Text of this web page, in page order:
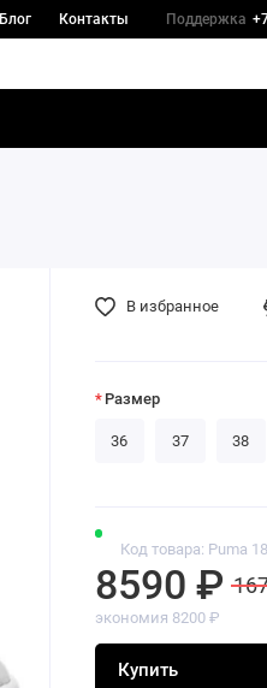
Блог Контакты Поддержка
Код товара: Puma
8590 ₽
экономия 8200 ₽
Купить
В избранное
Размер
36 37 38